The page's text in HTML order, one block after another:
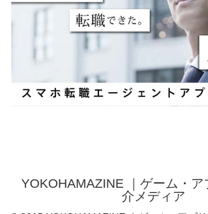
YOKOHAMAZINE ｜ゲーム・ア
介メディア